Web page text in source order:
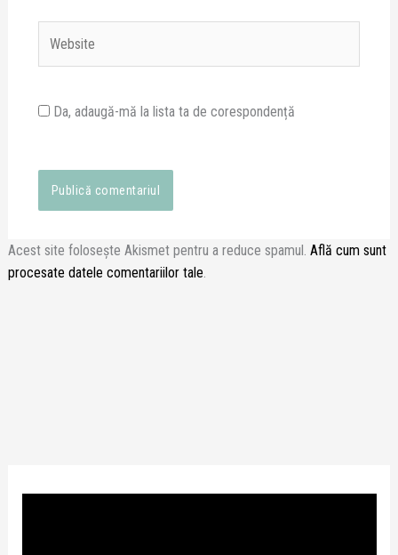
Da, adaugă-mă la lista ta de corespondență
Acest site folosește Akismet pentru a reduce spamul. Află cum sunt
procesate datele comentariilor tale.